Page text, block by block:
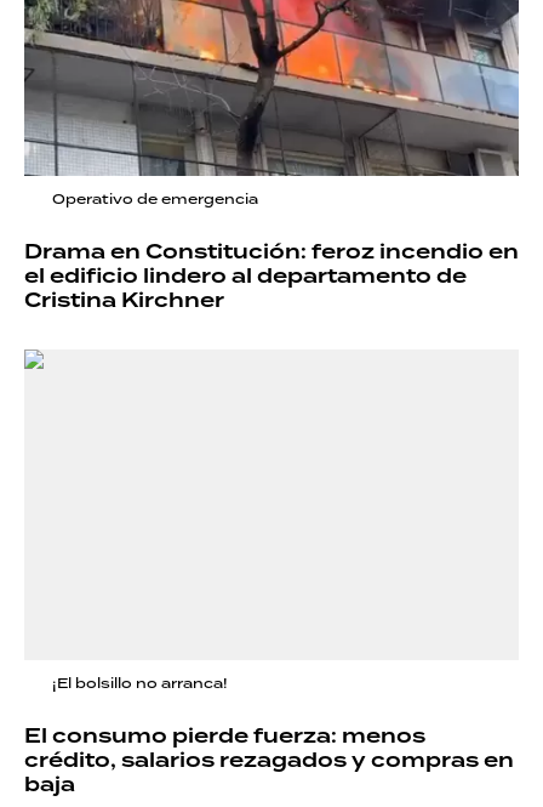
Operativo de emergencia
Drama en Constitución: feroz incendio en
el edificio lindero al departamento de
Cristina Kirchner
¡El bolsillo no arranca!
El consumo pierde fuerza: menos
crédito, salarios rezagados y compras en
baja